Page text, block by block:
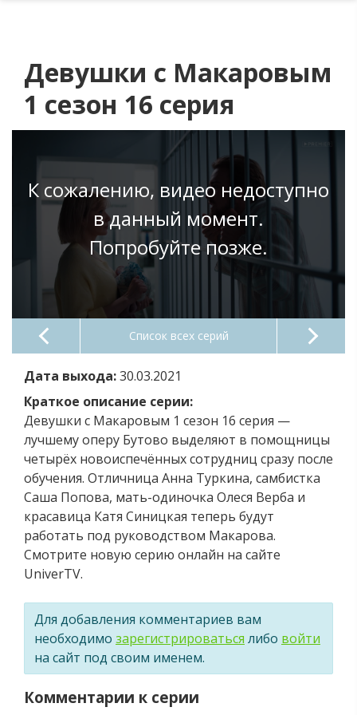
Девушки с Макаровым
1 сезон 16 серия
К сожалению, видео недоступно
в данный момент.
Попробуйте позже.
Список всех серий
Дата выхода:30.03.2021
Краткое описание серии:
Девушки с Макаровым 1 сезон 16 серия —
лучшему оперу Бутово выделяют в помощницы
четырёх новоиспечённых сотрудниц сразу после
обучения. Отличница Анна Туркина, самбистка
Саша Попова, мать-одиночка Олеся Верба и
красавица Катя Синицкая теперь будут
работать под руководством Макарова.
Смотрите новую серию онлайн на сайте
UniverTV.
Для добавления комментариев вам
необходимо зарегистрироваться либо войти
на сайт под своим именем.
Комментарии к серии